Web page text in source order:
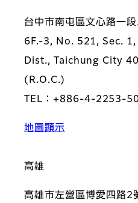
台中市南屯區文心路一
6F.-3, No. 521, Sec.
Dist., Taichung City
(R.O.C.)
TEL：+886-4-2253-
地圖顯示
高雄
高雄市左營區博愛四路2